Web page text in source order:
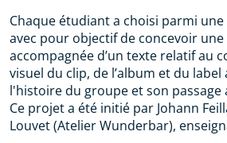
Chaque étudiant a choisi parmi une
avec pour objectif de concevoir
accompagnée d’un texte relatif au
visuel du clip, de l’album et du
l'histoire du groupe et son passage
Ce projet a été initié par Johann
Louvet (Atelier Wunderbar),